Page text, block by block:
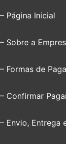
– Página Inicial
– Sobre a
– Formas de
– Confirmar
– Envio, Entrega